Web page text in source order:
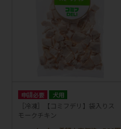
申請必要 犬用
［冷凍］【コミフデリ】袋入りス
モークチキン